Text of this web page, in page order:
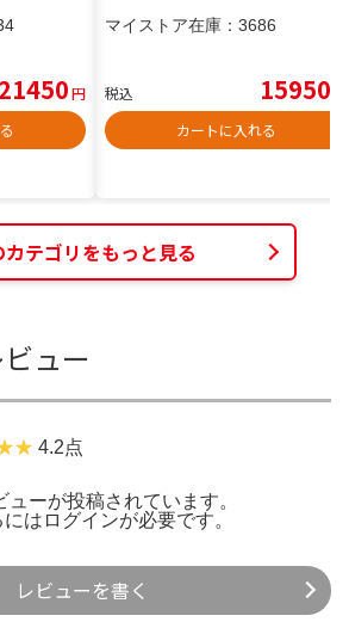
21450円
マイストア在庫： 3686
税込 15950
カートに入れる
カテゴリをもっと見る
ュー
4.2点
ーが投稿されています。
には ログインが必要です。
レビューを書く